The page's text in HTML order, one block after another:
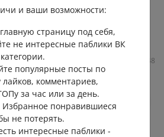
143
большой груди и
сексуального желания....
Тихие Радости Зла
48
и ваши возможности:
страницу под себя,
не интересные паблики ВК
популярные посты по
лайков, комментариев,
за час или за день.
Избранное понравившиеся
не потерять.
интересные паблики -